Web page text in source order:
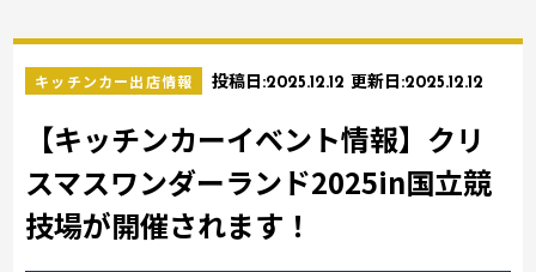
キッチンカー出店情報 投稿日:2025.12.12 更新日:2025.12.12
【キッチンカーイベント情報】クリ
スマスワンダーランド2025in国立競
技場が開催されます！